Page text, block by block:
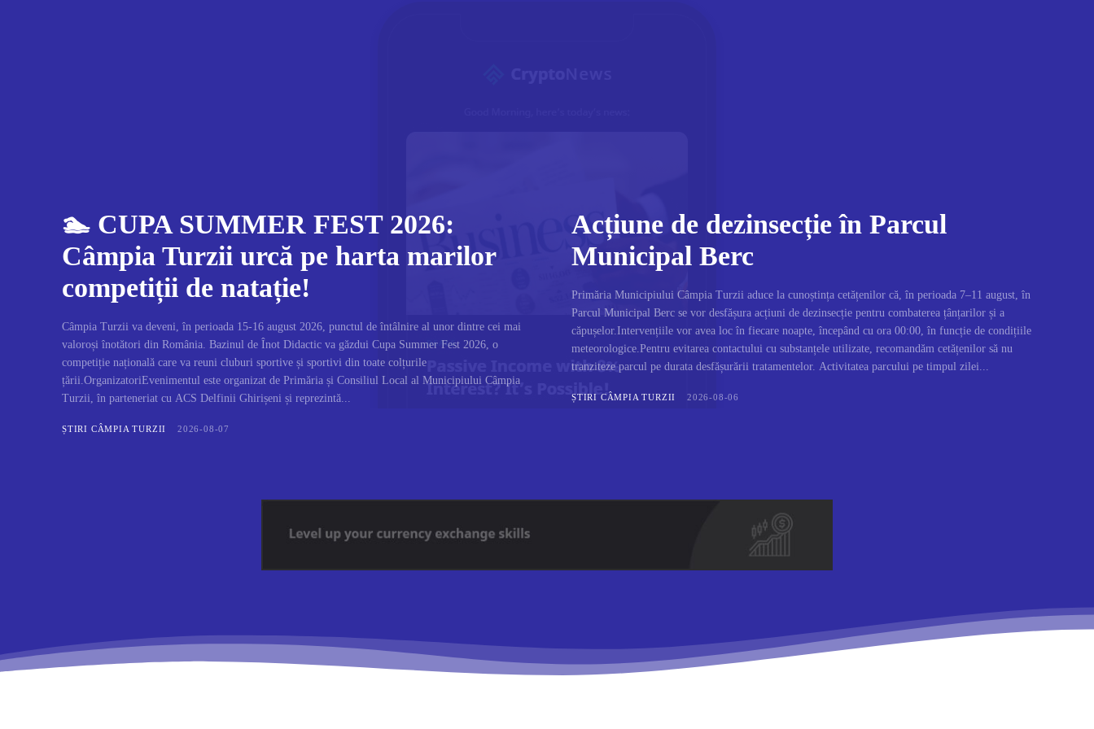
🏊 CUPA SUMMER FEST 2026:
Câmpia Turzii urcă pe harta marilor
competiții de natație!
Câmpia Turzii va deveni, în perioada 15-16 august 2026, punctul de întâlnire al unor dintre cei mai
valoroși înotători din România. Bazinul de Înot Didactic va găzdui Cupa Summer Fest 2026, o
competiție națională care va reuni cluburi sportive și sportivi din toate colțurile
țării.OrganizatoriEvenimentul este organizat de Primăria și Consiliul Local al Municipiului Câmpia
Turzii, în parteneriat cu ACS Delfinii Ghirișeni și reprezintă...
ȘTIRI CÂMPIA TURZII 2026-08-07
Acțiune de dezinsecție în Parcul
Municipal Berc
Primăria Municipiului Câmpia Turzii aduce la cunoștința cetățenilor că, în perioada 7–11 august, în
Parcul Municipal Berc se vor desfășura acțiuni de dezinsecție pentru combaterea țânțarilor și a
căpușelor.Intervențiile vor avea loc în fiecare noapte, începând cu ora 00:00, în funcție de condițiile
meteorologice.Pentru evitarea contactului cu substanțele utilizate, recomandăm cetățenilor să nu
tranziteze parcul pe durata desfășurării tratamentelor. Activitatea parcului pe timpul zilei...
ȘTIRI CÂMPIA TURZII 2026-08-06